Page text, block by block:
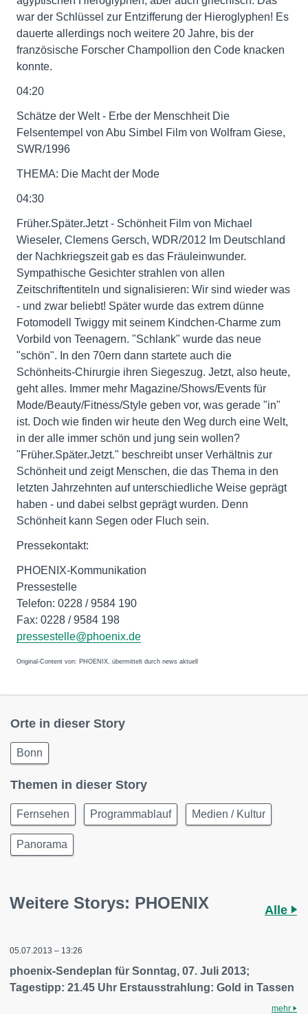
war der Schlüssel zur Entzifferung der Hieroglyphen! Es
dauerte allerdings noch weitere 20 Jahre, bis der
französische Forscher Champollion den Code knacken
konnte.
04:20
Schätze der Welt - Erbe der Menschheit Die
Felsentempel von Abu Simbel Film von Wolfram Giese,
SWR/1996
THEMA: Die Macht der Mode
04:30
Früher.Später.Jetzt - Schönheit Film von Michael
Wieseler, Clemens Gersch, WDR/2012 Im Deutschland
der Nachkriegszeit gab es das Fräuleinwunder.
Sympathische Gesichter strahlen von allen
Zeitschriftentiteln und signalisieren: Wir sind wieder was
- und zwar beliebt! Später wurde das extrem dünne
Fotomodell Twiggy mit seinem Kindchen-Charme zum
Vorbild von Teenagern. "Schlank" wurde das neue
"schön". In den 70ern dann startete auch die
Schönheits-Chirurgie ihren Siegeszug. Jetzt, also heute,
geht alles. Immer mehr Magazine/Shows/Events für
Mode/Beauty/Fitness/Style geben vor, was gerade "in"
ist. Doch wie finden wir heute den Weg durch eine Welt,
in der alle immer schön und jung sein wollen?
"Früher.Später.Jetzt." beschreibt unser Verhältnis zur
Schönheit und zeigt Menschen, die das Thema in den
letzten Jahrzehnten auf unterschiedliche Weise geprägt
haben - und dabei selbst geprägt wurden. Denn
Schönheit kann Segen oder Fluch sein.
Pressekontakt:
PHOENIX-Kommunikation
Pressestelle
Telefon: 0228 / 9584 190
Fax: 0228 / 9584 198
pressestelle@phoenix.de
Original-Content von: PHOENIX, übermittelt durch news aktuell
Orte in dieser Story
Bonn
Themen in dieser Story
Fernsehen Programmablauf Medien / Kultur
Panorama
Weitere Storys: PHOENIX Alle
05.07.2013 – 13:26
phoenix-Sendeplan für Sonntag, 07. Juli 2013;
Tagestipp: 21.45 Uhr Erstausstrahlung: Gold in Tassen
mehr